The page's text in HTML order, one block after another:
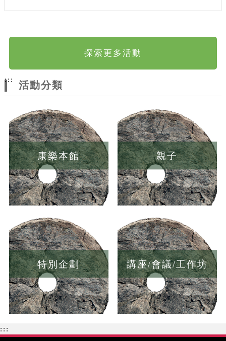
探索更多活動
:::
活動分類
康樂本館 親子
特別企劃 講座/會議/工作坊
:::